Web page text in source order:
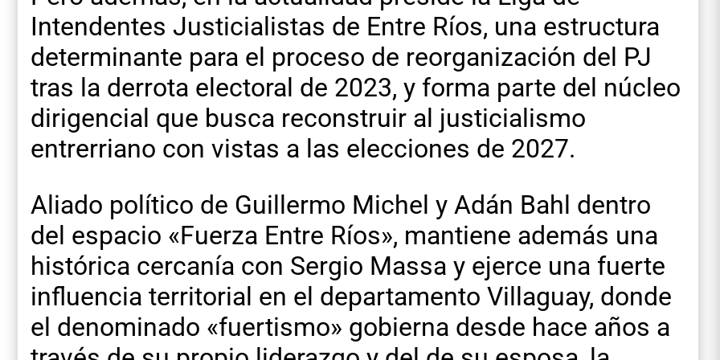
Intendentes Justicialistas de Entre Ríos, una estructura
determinante para el proceso de reorganización del PJ
tras la derrota electoral de 2023, y forma parte del núcleo
dirigencial que busca reconstruir al justicialismo
entrerriano con vistas a las elecciones de 2027.
Aliado político de Guillermo Michel y Adán Bahl dentro
del espacio «Fuerza Entre Ríos», mantiene además una
histórica cercanía con Sergio Massa y ejerce una fuerte
influencia territorial en el departamento Villaguay, donde
el denominado «fuertismo» gobierna desde hace años a